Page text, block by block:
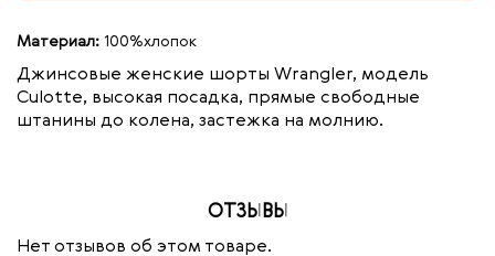
Материал: 100%хлопок
Джинсовые женские шорты Wrangler, модель
Culotte, высокая посадка, прямые свободные
штанины до колена, застежка на молнию.
ОТЗЫВЫ
Нет отзывов об этом товаре.